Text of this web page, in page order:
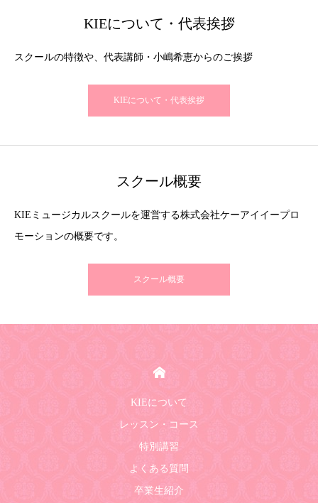
KIEについて・代表挨拶
スクールの特徴や、代表講師・小嶋希恵からのご挨拶
KIEについて・代表挨拶
スクール概要
KIEミュージカルスクールを運営する株式会社ケーアイイープロ
モーションの概要です。
スクール概要
KIEについて
レッスン・コース
特別講習
よくある質問
卒業生紹介